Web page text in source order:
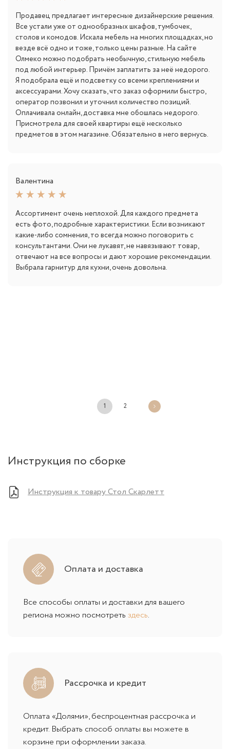
Продавец предлагает интересные дизайнерские решения.
Все устали уже от однообразных шкафов, тумбочек,
столов и комодов. Искала мебель на многих площадках, но
везде всё одно и тоже, только цены разные. На сайте
Олмеко можно подобрать необычную, стильную мебель
под любой интерьер. Причём заплатить за неё недорого.
Я подобрала ещё и подсветку со всеми креплениями и
аксессуарами. Хочу сказать, что заказ оформили быстро,
оператор позвонил и уточнил количество позиций.
Оплачивала онлайн, доставка мне обошлась недорого.
Присмотрела для своей квартиры ещё несколько
предметов в этом магазине. Обязательно в него вернусь.
Валентина
Ассортимент очень неплохой. Для каждого предмета
есть фото, подробные характеристики. Если возникают
какие-либо сомнения, то всегда можно поговорить с
консультантами. Они не лукавят, не навязывают товар,
отвечают на все вопросы и дают хорошие рекомендации.
Выбрала гарнитур для кухни, очень довольна.
1 2
Инструкция по сборке
Инструкция к товару Стол Скарлетт
Оплата и доставка
Все способы оплаты и доставки для вашего
региона можно посмотреть здесь.
Рассрочка и кредит
Оплата «Долями», беспроцентная рассрочка и
кредит. Выбрать способ оплаты вы можете в
корзине при оформлении заказа.